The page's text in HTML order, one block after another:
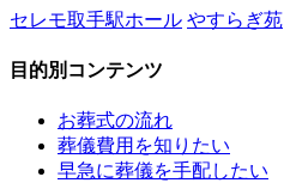
セレモ取手駅ホール やすらぎ苑
目的別コンテンツ
お葬式の流れ
葬儀費用を知りたい
早急に葬儀を手配したい